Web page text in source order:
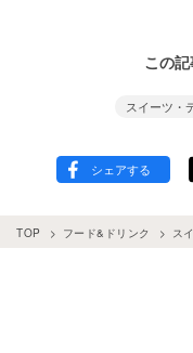
この
スイーツ・
TOP フード&ドリンク ス